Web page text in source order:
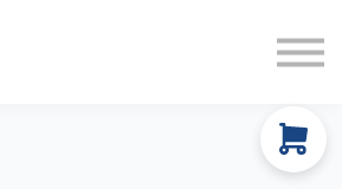
felelősségvállalás